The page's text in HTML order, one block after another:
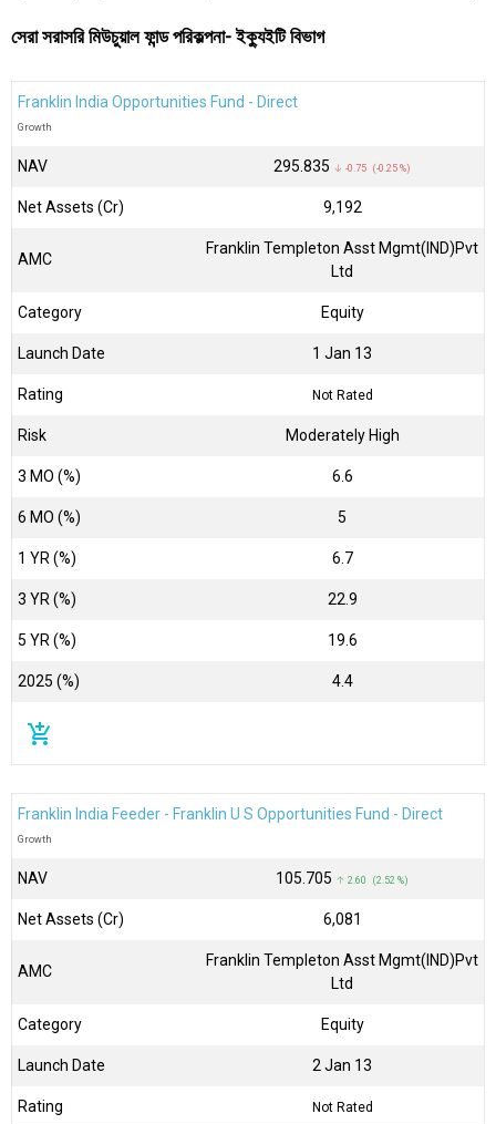
সেরা সরাসরি মিউচুয়াল ফান্ড পরিকল্পনা- ইক্যুইটি বিভাগ
Franklin India Opportunities Fund - Direct
Growth
NAV ₹295.835 ↓ -0.75 (-0.25 %)
Net Assets (Cr) ₹9,192
AMC
Franklin Templeton Asst Mgmt(IND)Pvt
Ltd
Category Equity
Launch Date 1 Jan 13
Rating Not Rated
Risk Moderately High
3 MO (%) 6.6
6 MO (%) 5
1 YR (%) 6.7
3 YR (%) 22.9
5 YR (%) 19.6
2025 (%) 4.4
add_shopping_cart
Franklin India Feeder - Franklin U S Opportunities Fund - Direct
Growth
NAV ₹105.705 ↑ 2.60 (2.52 %)
Net Assets (Cr) ₹6,081
AMC
Franklin Templeton Asst Mgmt(IND)Pvt
Ltd
Category Equity
Launch Date 2 Jan 13
Rating Not Rated